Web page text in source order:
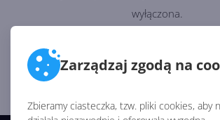
Zarządzaj zgodą na
Zbieramy ciasteczka, tzw. pliki cookies, aby
wyłączona.